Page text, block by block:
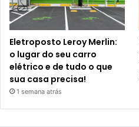
Eletroposto Leroy Merlin:
o lugar do seu carro
elétrico e de tudo o que
sua casa precisa!
1 semana atrás